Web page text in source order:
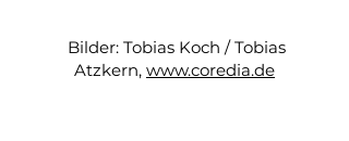
Bilder: Tobias Koch / Tobias
Atzkern, www.coredia.de